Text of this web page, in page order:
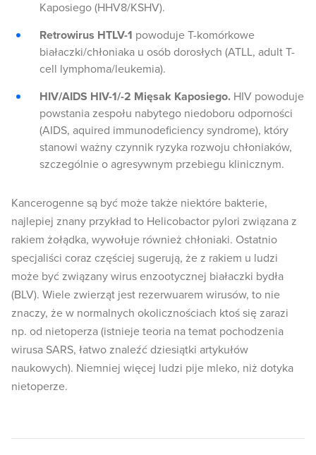
Kaposiego (HHV8/KSHV).
Retrowirus HTLV-1 powoduje T-komórkowe
białaczki/chłoniaka u osób dorosłych (ATLL, adult T-
cell lymphoma/leukemia).
HIV/AIDS HIV-1/-2 Mięsak Kaposiego. HIV powoduje
powstania zespołu nabytego niedoboru odporności
(AIDS, aquired immunodeficiency syndrome), który
stanowi ważny czynnik ryzyka rozwoju chłoniaków,
szczególnie o agresywnym przebiegu klinicznym.
Kancerogenne są być może także niektóre bakterie,
najlepiej znany przykład to Helicobactor pylori związana z
rakiem żołądka, wywołuje również chłoniaki. Ostatnio
specjaliści coraz częściej sugerują, że z rakiem u ludzi
może być związany wirus enzootycznej białaczki bydła
(BLV). Wiele zwierząt jest rezerwuarem wirusów, to nie
znaczy, że w normalnych okolicznościach ktoś się zarazi
np. od nietoperza (istnieje teoria na temat pochodzenia
wirusa SARS, łatwo znaleźć dziesiątki artykułów
naukowych). Niemniej więcej ludzi pije mleko, niż dotyka
nietoperze.